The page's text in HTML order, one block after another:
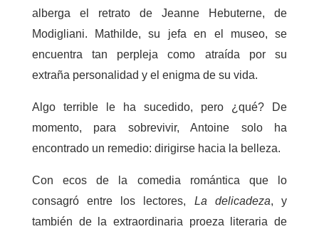
alberga el retrato de Jeanne Hebuterne, de
Modigliani. Mathilde, su jefa en el museo, se
encuentra tan perpleja como atraída por su
extraña personalidad y el enigma de su vida.
Algo terrible le ha sucedido, pero ¿qué? De
momento, para sobrevivir, Antoine solo ha
encontrado un remedio: dirigirse hacia la belleza.
Con ecos de la comedia romántica que lo
consagró entre los lectores, La delicadeza, y
también de la extraordinaria proeza literaria de